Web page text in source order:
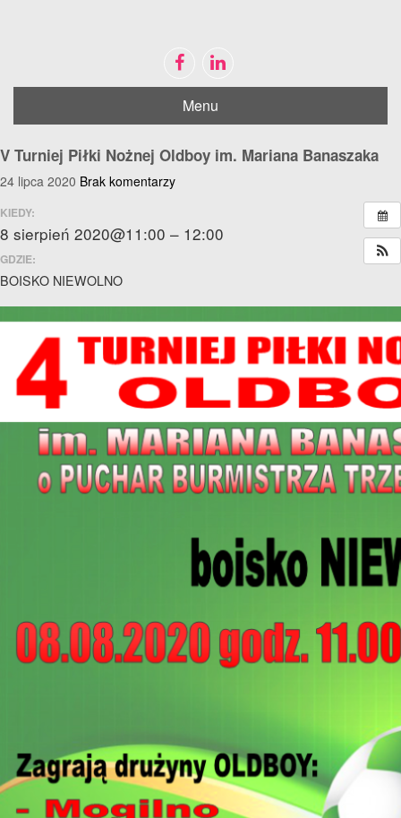
zoom_out Zoom out
remove_circle_outline Decrease font
brightness_high Bright contrast
brightness_low Dark contrast
Mark links
Reset
all
options
cached
Menu
V Turniej Piłki Nożnej Oldboy im. Mariana Banaszaka
24 lipca 2020 Brak komentarzy
KIEDY:
8 sierpień 2020@11:00 – 12:00
GDZIE:
BOISKO NIEWOLNO